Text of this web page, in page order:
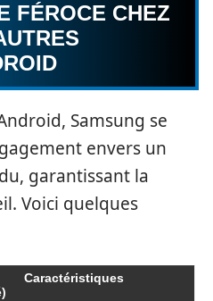
FÉROCE CHEZ
Samsung se
envers un
garantissant la
Voici quelques
Caractéristiques